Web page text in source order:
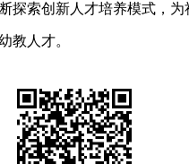
探索创新人才培养模式，为
教人才。